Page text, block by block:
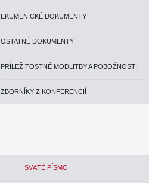
EKUMENICKÉ DOKUMENTY
OSTATNÉ DOKUMENTY
PRÍLEŽITOSTNÉ MODLITBY A POBOŽNOSTI
ZBORNÍKY Z KONFERENCIÍ
SVÄTÉ PÍSMO